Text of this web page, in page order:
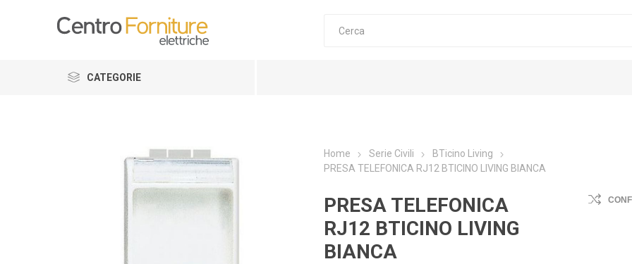
CATEGORIE
Home Serie Civili
BTicino Living
PRESA TELEFONICA RJ12 BTICINO LIVING BIANCA
PRESA TELEFONICA
RJ12 BTICINO LIVING
BIANCA